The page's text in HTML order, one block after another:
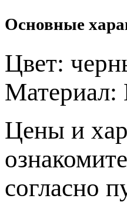
Основные
Цвет:
Материал:
Цeны и
согласно